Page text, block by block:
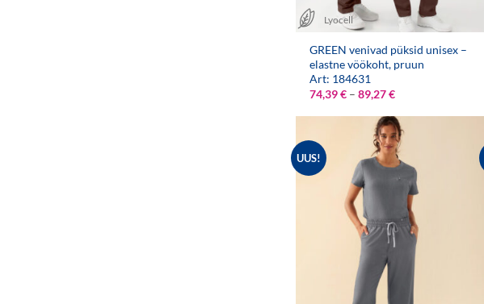
Lyocell
GREEN venivad püksid unisex –
elastne vöökoht, pruun
Art: 184631
74,39€ – 89,27€Hinnavahemik:
kuni
89,27 €
UUS!